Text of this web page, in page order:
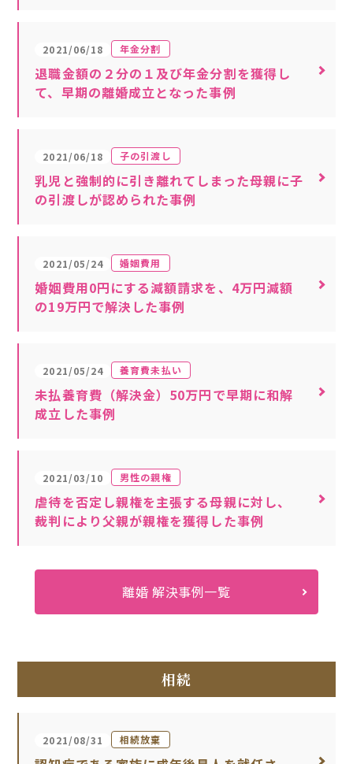
2021/06/18 年金分割
退職金額の２分の１及び年金分割を獲得し
て、早期の離婚成立となった事例
2021/06/18 子の引渡し
乳児と強制的に引き離れてしまった母親に子
の引渡しが認められた事例
2021/05/24 婚姻費用
婚姻費用0円にする減額請求を、4万円減額
の19万円で解決した事例
2021/05/24 養育費未払い
未払養育費（解決金）50万円で早期に和解
成立した事例
2021/03/10 男性の親権
虐待を否定し親権を主張する母親に対し、
裁判により父親が親権を獲得した事例
離婚 解決事例一覧
相続
2021/08/31 相続放棄